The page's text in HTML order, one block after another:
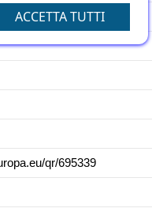
qr/695339
ACCETTA TUTTI